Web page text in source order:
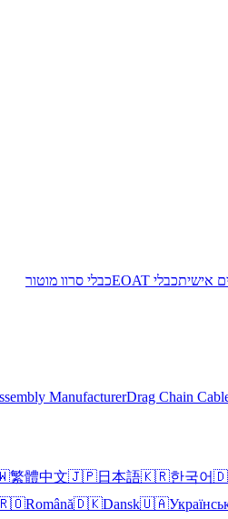
אישיתכבלי EOAT
כבלי סרוו מוטור
ManufacturerDrag Chain
繁體中文🇯🇵日本語🇰🇷한국어
Română🇩🇰Dansk🇺🇦